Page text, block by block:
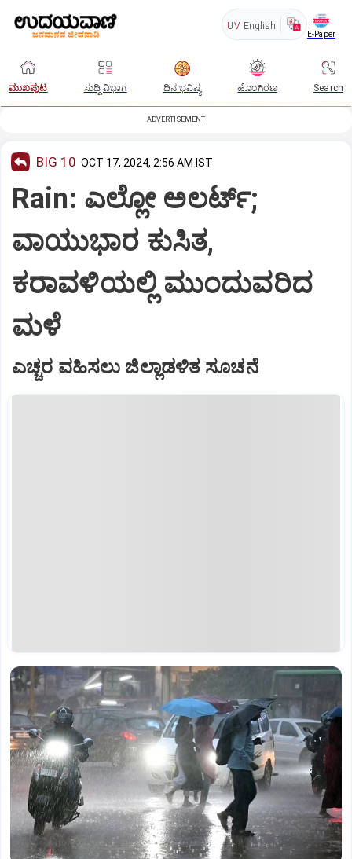
UV English
E-Paper
ಮುಖಪುಟ ಸುದ್ದಿ ವಿಭಾಗ ದಿನ ಭವಿಷ್ಯ ಹೊಂಗಿರಣ Search
ADVERTISEMENT
BIG 10 OCT 17, 2024, 2:56 AM IST
Rain: ಎಲ್ಲೋ ಅಲರ್ಟ್‌;
ವಾಯುಭಾರ ಕುಸಿತ,
ಕರಾವಳಿಯಲ್ಲಿ ಮುಂದುವರಿದ
ಮಳೆ
ಎಚ್ಚರ ವಹಿಸಲು ಜಿಲ್ಲಾಡಳಿತ ಸೂಚನೆ